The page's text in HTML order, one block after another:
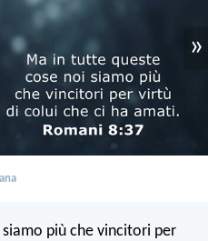
»
più che vincitori per